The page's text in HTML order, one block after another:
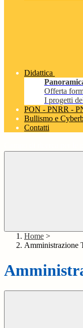
Didattica
Offerta
I progetti
PON - PNRR -
Bullismo e
Contatti
Home >
Amministrazione